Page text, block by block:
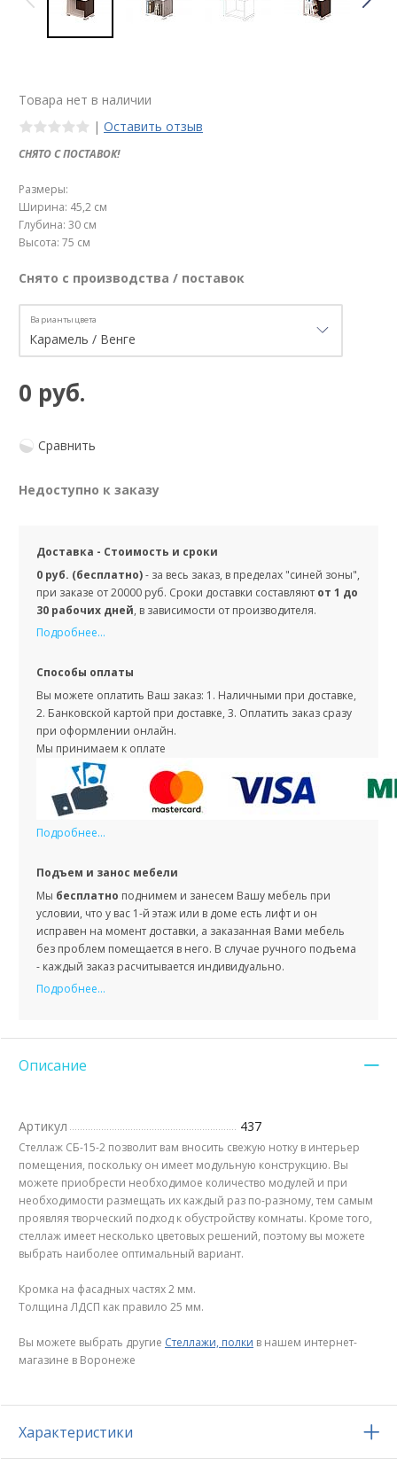
Товара нет в наличии
| Оставить отзыв
СНЯТО С ПОСТАВОК!
Размеры:
Ширина: 45,2 см
Глубина: 30 см
Высота: 75 см
Снято с производства / поставок
Варианты цвета
0 руб.
Сравнить
Недоступно к заказу
Доставка - Стоимость и сроки
0 руб. (бесплатно)- за весь заказ, в пределах "синей зоны",
при заказе от 20000 руб. Сроки доставки составляют от 1 до
30 рабочих дней, в зависимости от производителя.
Подробнее...
Способы оплаты
Вы можете оплатить Ваш заказ: 1. Наличными при доставке,
2. Банковской картой при доставке, 3. Оплатить заказ сразу
при оформлении онлайн.
Мы принимаем к оплате
Подробнее...
Подъем и занос мебели
Мы бесплатно поднимем и занесем Вашу мебель при
условии, что у вас 1-й этаж или в доме есть лифт и он
исправен на момент доставки, а заказанная Вами мебель
без проблем помещается в него. В случае ручного подъема
- каждый заказ расчитывается индивидуально.
Подробнее...
Описание
Артикул 437
Стеллаж СБ-15-2 позволит вам вносить свежую нотку в интерьер
помещения, поскольку он имеет модульную конструкцию. Вы
можете приобрести необходимое количество модулей и при
необходимости размещать их каждый раз по-разному, тем самым
проявляя творческий подход к обустройству комнаты. Кроме того,
стеллаж имеет несколько цветовых решений, поэтому вы можете
выбрать наиболее оптимальный вариант.
Кромка на фасадных частях 2 мм.
Толщина ЛДСП как правило 25 мм.
Вы можете выбрать другие Стеллажи, полки в нашем интернет-
магазине в Воронеже
Характеристики